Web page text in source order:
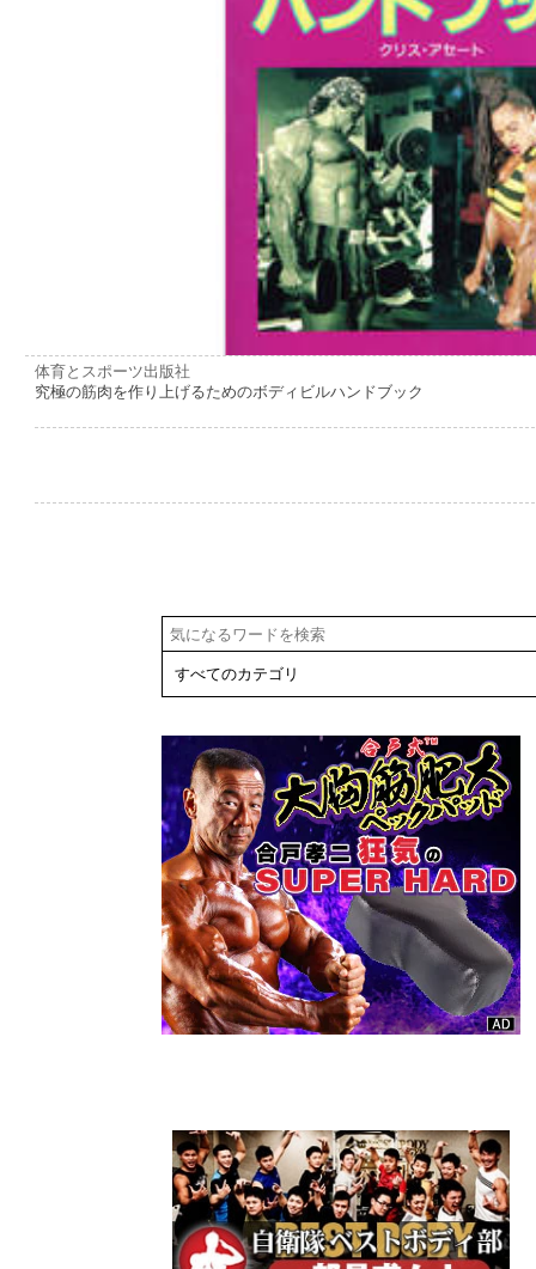
体育とスポーツ出版社
究極の筋肉を作り上げるためのボディビルハンドブック